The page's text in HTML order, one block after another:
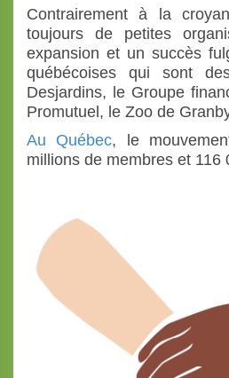
Contrairement à la
toujours de petites
expansion et un succès
québécoises qui sont
Desjardins, le Groupe
Promutuel, le Zoo de
Au Québec, le
millions de membres et 116